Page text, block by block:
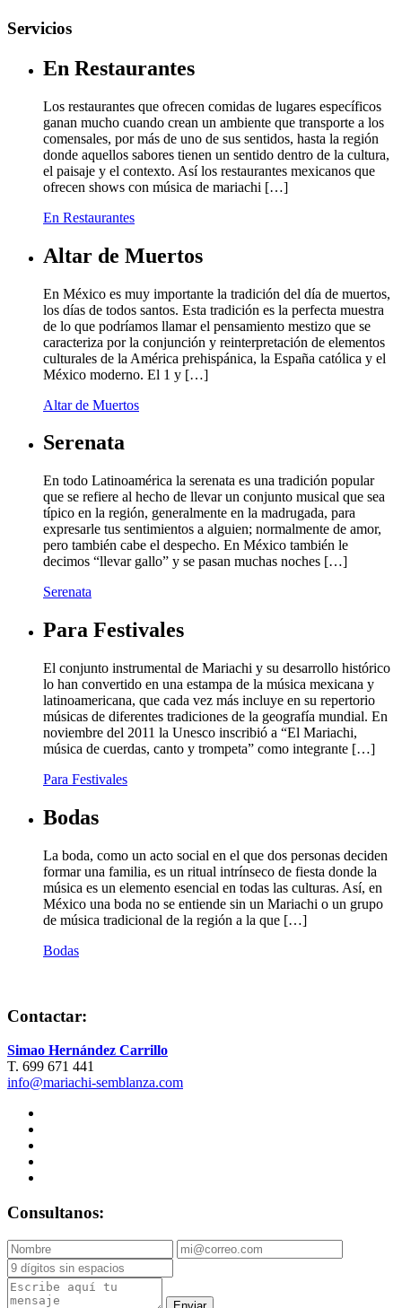
Servicios
En Restaurantes
Los restaurantes que ofrecen comidas de lugares específicos
ganan mucho cuando crean un ambiente que transporte a los
comensales, por más de uno de sus sentidos, hasta la región
donde aquellos sabores tienen un sentido dentro de la cultura,
el paisaje y el contexto. Así los restaurantes mexicanos que
ofrecen shows con música de mariachi […]
En Restaurantes
Altar de Muertos
En México es muy importante la tradición del día de muertos,
los días de todos santos. Esta tradición es la perfecta muestra
de lo que podríamos llamar el pensamiento mestizo que se
caracteriza por la conjunción y reinterpretación de elementos
culturales de la América prehispánica, la España católica y el
México moderno. El 1 y […]
Altar de Muertos
Serenata
En todo Latinoamérica la serenata es una tradición popular
que se refiere al hecho de llevar un conjunto musical que sea
típico en la región, generalmente en la madrugada, para
expresarle tus sentimientos a alguien; normalmente de amor,
pero también cabe el despecho. En México también le
decimos “llevar gallo” y se pasan muchas noches […]
Serenata
Para Festivales
El conjunto instrumental de Mariachi y su desarrollo histórico
lo han convertido en una estampa de la música mexicana y
latinoamericana, que cada vez más incluye en su repertorio
músicas de diferentes tradiciones de la geografía mundial. En
noviembre del 2011 la Unesco inscribió a “El Mariachi,
música de cuerdas, canto y trompeta” como integrante […]
Para Festivales
Bodas
La boda, como un acto social en el que dos personas deciden
formar una familia, es un ritual intrínseco de fiesta donde la
música es un elemento esencial en todas las culturas. Así, en
México una boda no se entiende sin un Mariachi o un grupo
de música tradicional de la región a la que […]
Bodas
Contactar:
Simao Hernández Carrillo
T. 699 671 441
info@mariachi-semblanza.com
Consultanos: